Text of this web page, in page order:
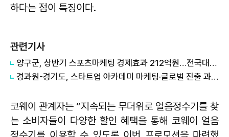
하다는 점이 특징이다.
관련기사
양구군, 상반기 스포츠마케팅 경제효과 212억원…전국대회·전지훈련 21만명 방문
경과원-경기도, 스타트업 아카데미 마케팅·글로벌 진출 과정 교육생 모집
코웨이 관계자는 “지속되는 무더위로 얼음정수기를 찾
는 소비자들이 다양한 할인 혜택을 통해 코웨이 얼음